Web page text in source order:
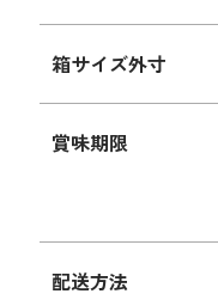
箱サイズ外寸
賞味期限
配送方法